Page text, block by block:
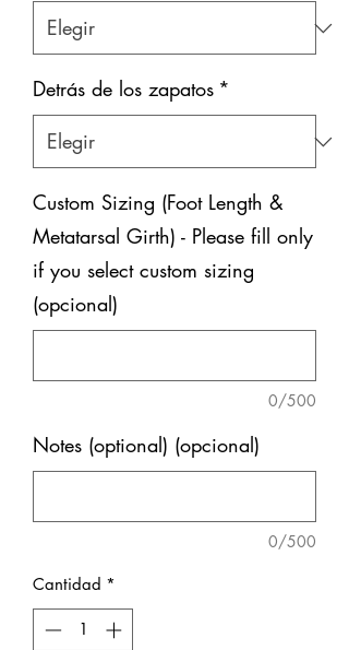
Detrás de los zapatos *
Custom Sizing (Foot Length &
Metatarsal Girth) - Please fill only
if you select custom sizing
(opcional)
0/500
Notes (optional) (opcional)
0/500
Cantidad *